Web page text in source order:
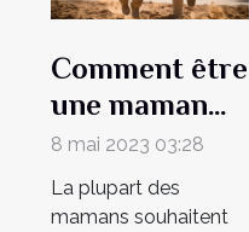
Comment être
une maman
sportive et en
bonne forme ?
8 mai 2023 03:28
La plupart des
mamans souhaitent